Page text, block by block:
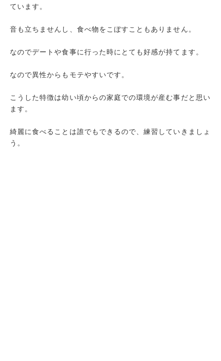
ています。
音も立ちませんし、食べ物をこぼすこともありません。
なのでデートや食事に行った時にとても好感が持てます。
なので異性からもモテやすいです。
こうした特徴は幼い頃からの家庭での環境が産む事だと思い
ます。
綺麗に食べることは誰でもできるので、練習していきましょ
う。